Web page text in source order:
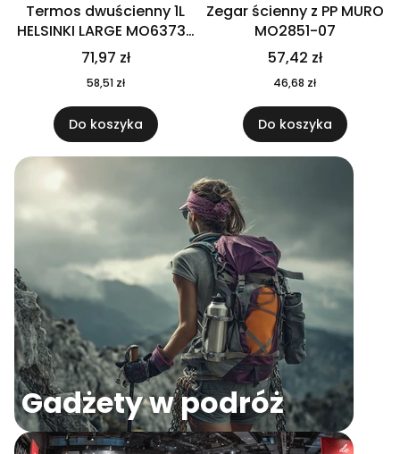
Termos dwuścienny 1L
HELSINKI LARGE MO6373-
04
71,97 zł
58,51 zł
Do koszyka
Zegar ścienny z PP MURO
MO2851-07
57,42 zł
46,68 zł
Do koszyka
Gadżety w podróż